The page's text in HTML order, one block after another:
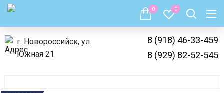
8 (918) 46-33-459
8 (929) 82-52-545
г. Новороссийск, ул.
Южная 21
0
0